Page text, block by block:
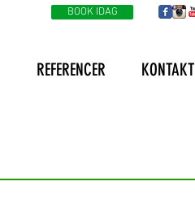
BOOK IDAG
REFERENCER KONTAKT